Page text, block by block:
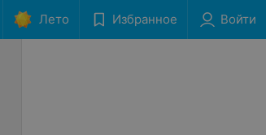
Лето Избранное Войти